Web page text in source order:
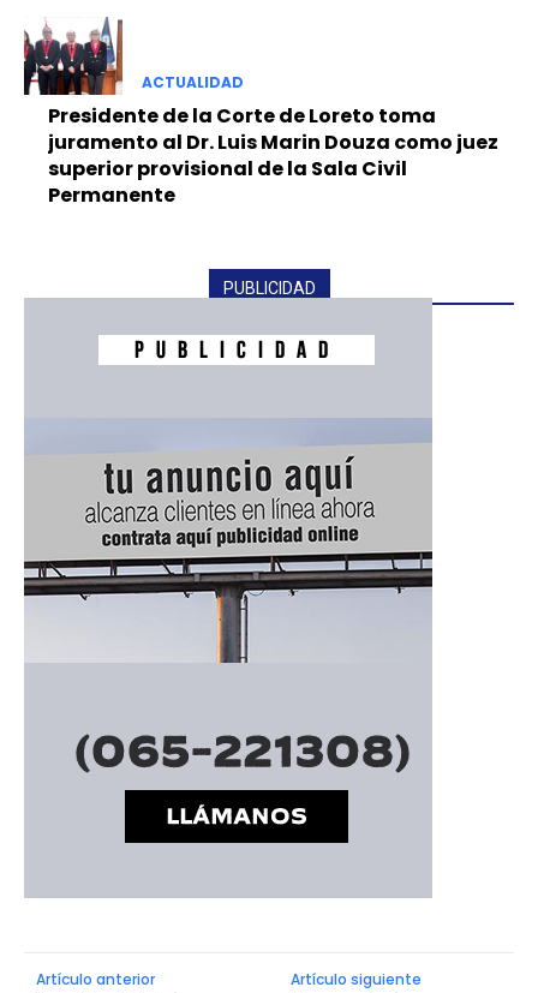
ACTUALIDAD
Presidente de la Corte de Loreto toma
juramento al Dr. Luis Marin Douza como juez
superior provisional de la Sala Civil
Permanente
PUBLICIDAD
Artículo anterior Artículo siguiente